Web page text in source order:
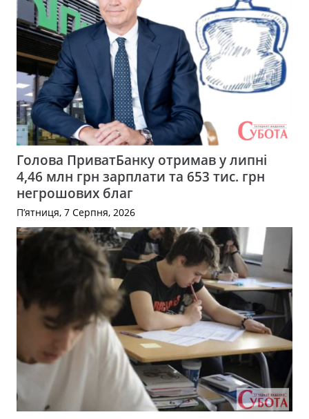
Голова ПриватБанку отримав у липні
4,46 млн грн зарплати та 653 тис. грн
негрошових благ
П’ятниця, 7 Серпня, 2026